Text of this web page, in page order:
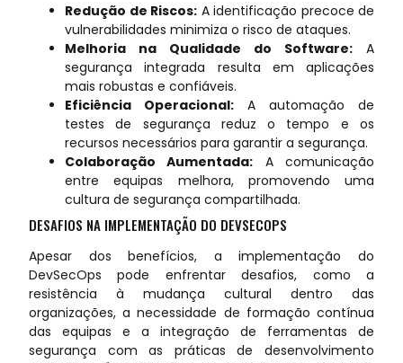
Redução de Riscos: A identificação precoce de
vulnerabilidades minimiza o risco de ataques.
Melhoria na Qualidade do Software: A
segurança integrada resulta em aplicações
mais robustas e confiáveis.
Eficiência Operacional: A automação de
testes de segurança reduz o tempo e os
recursos necessários para garantir a segurança.
Colaboração Aumentada: A comunicação
entre equipas melhora, promovendo uma
cultura de segurança compartilhada.
DESAFIOS NA IMPLEMENTAÇÃO DO DEVSECOPS
Apesar dos benefícios, a implementação do
DevSecOps pode enfrentar desafios, como a
resistência à mudança cultural dentro das
organizações, a necessidade de formação contínua
das equipas e a integração de ferramentas de
segurança com as práticas de desenvolvimento